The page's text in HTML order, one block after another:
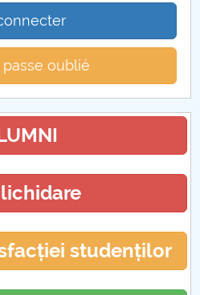
oublié
studenților